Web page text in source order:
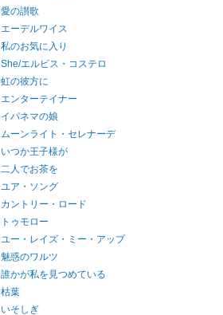
愛の讃歌
エーデルワイス
私のお気に入り
She/エルビス・コステロ
虹の彼方に
エンターテイナー
イパネマの娘
ムーンライト・セレナーデ
いつか王子様が
二人でお茶を
ユア・ソング
カントリー・ロード
トゥモロー
ユー・レイズ・ミー・アップ
魅惑のワルツ
誰かが私を見つめている
枯葉
いそしぎ